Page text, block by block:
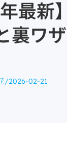
年最
裏ワザ
/2026-02-21